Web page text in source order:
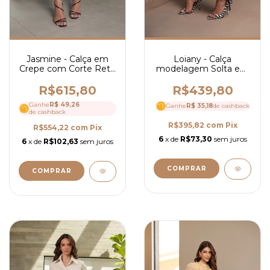
Jasmine - Calça em
Crepe com Corte Reto
R$615,80
GanheR$ 49,26
de cashback
R$554,22 com Pix
6 x de R$102,63 sem juros
COMPRAR
Loiany - Calça
modelagem Solta em
4174
R$439,80
GanheR$ 35,18de cashback
R$395,82 com Pix
6 x de R$73,30 sem juros
COMPRAR